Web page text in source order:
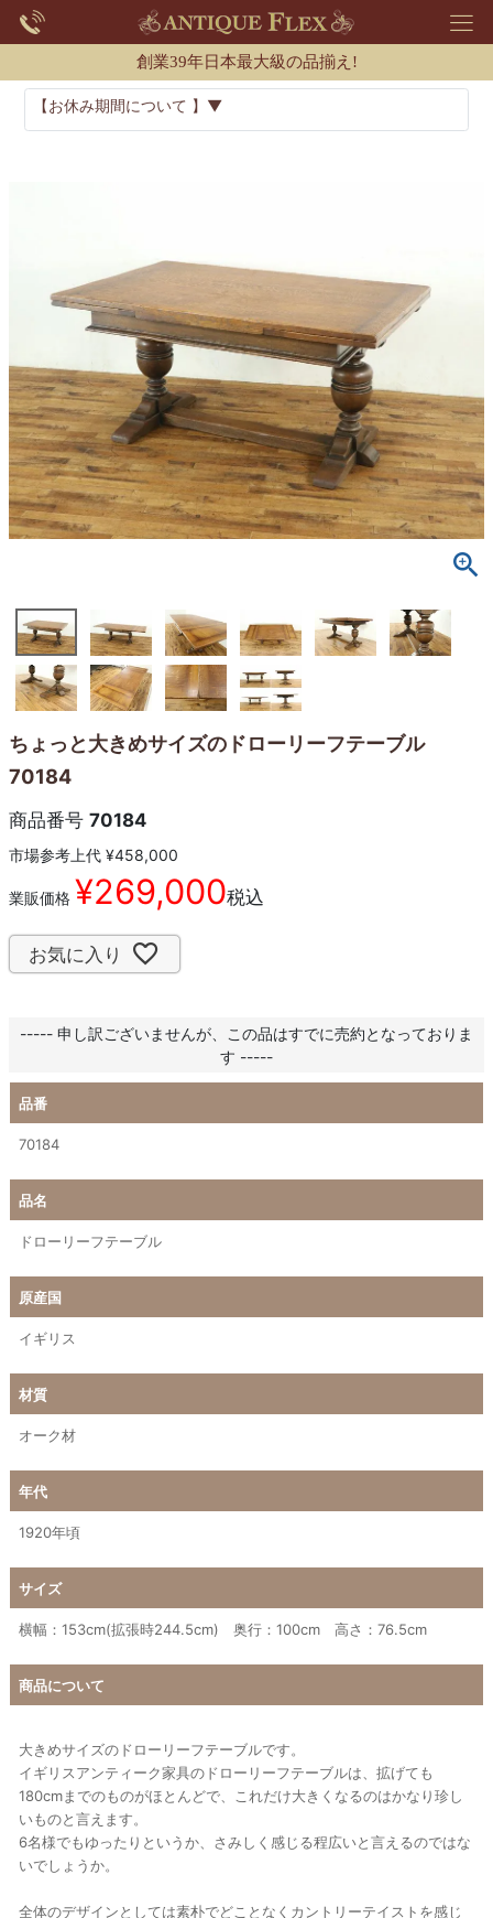
創業39年日本最大級の品揃え!
【お休み期間について 】▼
ちょっと大きめサイズのドローリーフテーブル
70184
商品番号 70184
市場参考上代 ¥458,000
業販価格 ¥269,000税込
お気に入り
----- 申し訳ございませんが、この品はすでに売約となっておりま
す -----
品番
70184
品名
ドローリーフテーブル
原産国
イギリス
材質
オーク材
年代
1920年頃
サイズ
横幅：153cm(拡張時244.5cm) 奥行：100cm 高さ：76.5cm
商品について
大きめサイズのドローリーフテーブルです。
イギリスアンティーク家具のドローリーフテーブルは、拡げても
180cmまでのものがほとんどで、これだけ大きくなるのはかなり珍し
いものと言えます。
6名様でもゆったりというか、さみしく感じる程広いと言えるのではな
いでしょうか。
全体のデザインとしては素朴でどことなくカントリーテイストを感じ